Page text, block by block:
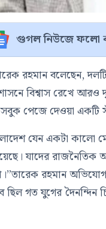
গুগল নিউজে ফলো
রহমান বলেছেন,
বিশ্বাস রেখে আরও
পেজে দেওয়া একটি
যেন একটা কালো
যাদের
রহমান
ছিল গত যুগের দৈনন্দিন